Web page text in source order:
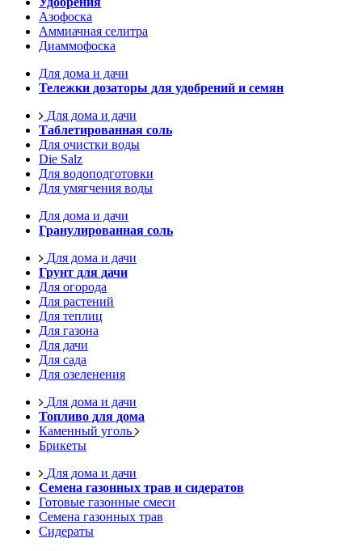
Азофоска
Аммиачная селитра
Диаммофоска
Для дома и дачи
Тележки дозаторы для удобрений и семян
Для дома и дачи
Таблетированная соль
Для очистки воды
Die Salz
Для водоподготовки
Для умягчения воды
Для дома и дачи
Гранулированная соль
Для дома и дачи
Грунт для дачи
Для огорода
Для растений
Для теплиц
Для газона
Для дачи
Для сада
Для озеленения
Для дома и дачи
Топливо для дома
Каменный уголь
Брикеты
Для дома и дачи
Семена газонных трав и сидератов
Готовые газонные смеси
Семена газонных трав
Сидераты